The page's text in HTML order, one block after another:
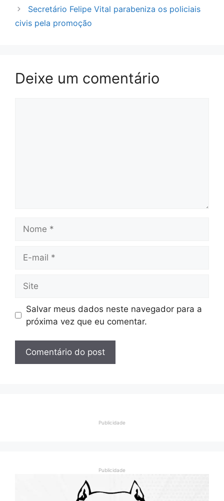
Secretário Felipe Vital parabeniza os policiais
civis pela promoção
Deixe um comentário
mail
Salvar meus dados neste navegador para a
próxima vez que eu comentar.
Publicidade
Publicidade